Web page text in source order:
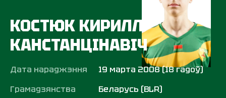
КОСТЮК КИРИЛЛ
КАНСТАНЦІНАВІЧ
Дата нараджэння
19 марта 2008 (18 гадоў)
Грамадзянства
Беларусь (BLR)